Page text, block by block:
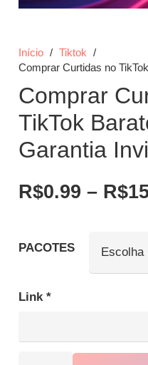
Início / Tiktok /
Comprar Curtidas no
Comprar
TikTok
Garantia
R$0.99 – R$
PACOTES
Link *